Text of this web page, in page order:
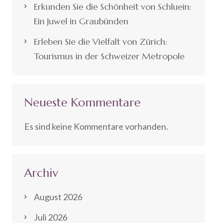
Erkunden Sie die Schönheit von Schluein:
Ein Juwel in Graubünden
Erleben Sie die Vielfalt von Zürich:
Tourismus in der Schweizer Metropole
Neueste Kommentare
Es sind keine Kommentare vorhanden.
Archiv
August 2026
Juli 2026